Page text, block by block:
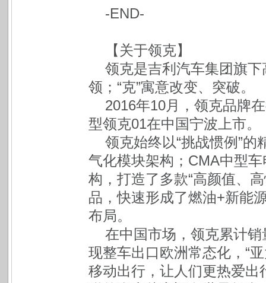
-END-
【关于领克】
领克是吉利汽车集团旗下
领；“克”寓意改变、突破。
2016年10月，领克品牌
型领克01在中国宁波上市。
领克始终以“挑战惯例”
气化模块架构；CMA中型
构，打造了多款“高颜值、
品，快速形成了燃油+新能
布局。
在中国市场，领克累计
现整车出口欧洲常态化，“
移动出行，让人们更热爱出